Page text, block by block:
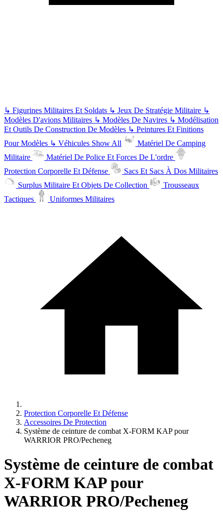
↳ Figurines Militaires Et Soldats ↳ Jeux De Stratégie Militaire ↳
Modèles D'avions Militaires ↳ Modèles De Navires ↳ Modélisation
Et Outils De Construction De Modèles ↳ Peintures Et Finitions
Pour Modèles ↳ Véhicules Show All
Matériel De Camping
Militaire
Matériel De Police Et Forces De L'ordre
Protection Corporelle Et Défense
Sacs Et Sacs À Dos Militaires
Surplus Militaire Et Objets De Collection
Trousseaux
Tactiques
Uniformes Militaires
Protection Corporelle Et Défense
Accessoires De Protection
Système de ceinture de combat X-FORM KAP pour
WARRIOR PRO/Pecheneg
Système de ceinture de combat
X-FORM KAP pour
WARRIOR PRO/Pecheneg